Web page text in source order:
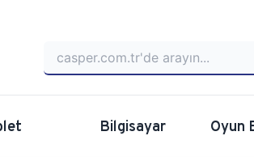
Bilgisayar Oyun